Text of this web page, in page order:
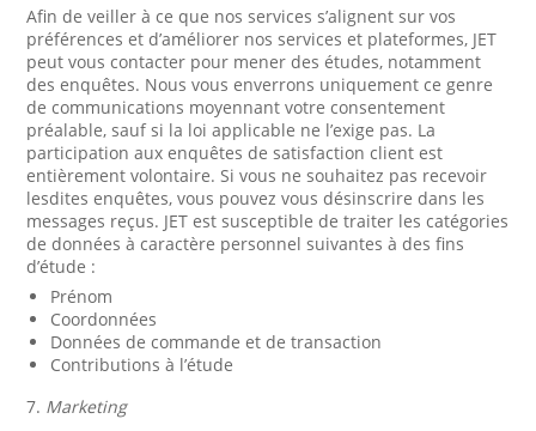
Afin de veiller à ce que nos services s’alignent sur vos
préférences et d’améliorer nos services et plateformes, JET
peut vous contacter pour mener des études, notamment
des enquêtes. Nous vous enverrons uniquement ce genre
de communications moyennant votre consentement
préalable, sauf si la loi applicable ne l’exige pas. La
participation aux enquêtes de satisfaction client est
entièrement volontaire. Si vous ne souhaitez pas recevoir
lesdites enquêtes, vous pouvez vous désinscrire dans les
messages reçus. JET est susceptible de traiter les catégories
de données à caractère personnel suivantes à des fins
d’étude :
Prénom
Coordonnées
Données de commande et de transaction
Contributions à l’étude
7. Marketing